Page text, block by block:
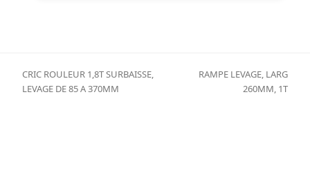
previous
CRIC ROULEUR 1,8T SURBAISSE,
LEVAGE DE 85 A 370MM
RAMPE LEVAGE, LARG
260MM, 1T